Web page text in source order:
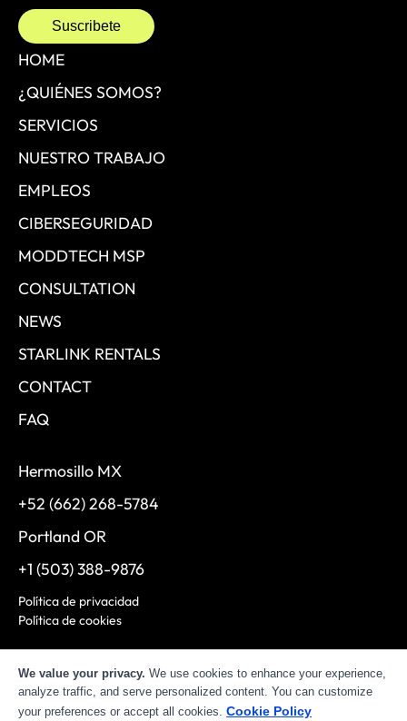
HOME
¿QUIÉNES SOMOS?
SERVICIOS
NUESTRO TRABAJO
EMPLEOS
CIBERSEGURIDAD
MODDTECH MSP
CONSULTATION
NEWS
STARLINK RENTALS
CONTACT
FAQ
Hermosillo MX
+52 (662) 268-5784
Portland OR
+1 (503) 388-9876
Política de privacidad
Política de cookies
©2026Moddtech. Todos los derechos reservados.